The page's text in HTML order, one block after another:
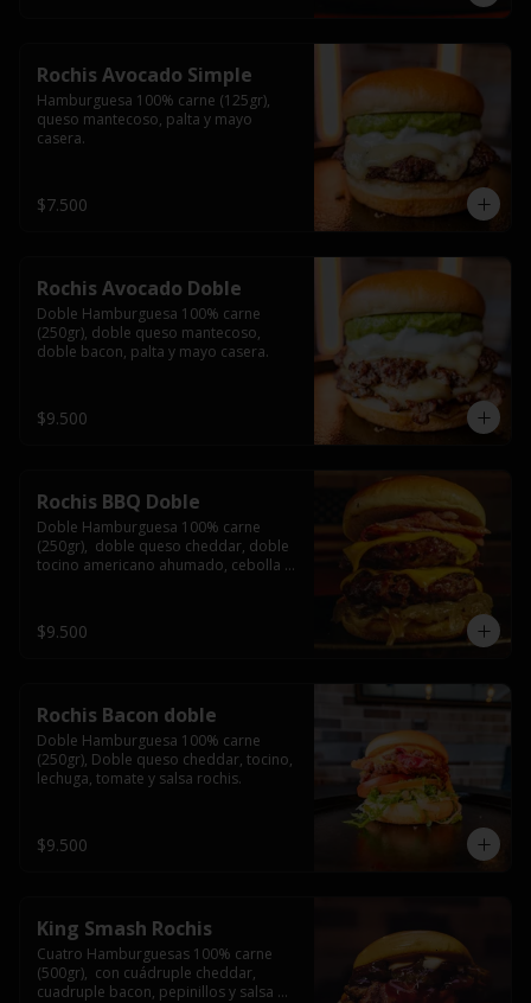
Rochis Avocado Simple
Hamburguesa 100% carne (125gr),
queso mantecoso, palta y mayo
casera.
$7.500
Rochis Avocado Doble
Doble Hamburguesa 100% carne
(250gr), doble queso mantecoso,
doble bacon, palta y mayo casera.
$9.500
Rochis BBQ Doble
Doble Hamburguesa 100% carne
(250gr),  doble queso cheddar, doble
tocino americano ahumado, cebolla
$9.500
Rochis Bacon doble
Doble Hamburguesa 100% carne
(250gr), Doble queso cheddar, tocino,
lechuga, tomate y salsa rochis.
$9.500
King Smash Rochis
Cuatro Hamburguesas 100% carne
(500gr),  con cuádruple cheddar,
cuadruple bacon, pepinillos y salsa